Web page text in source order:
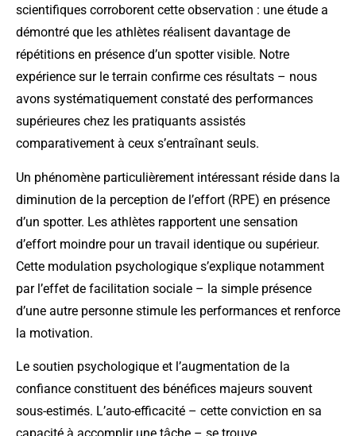
scientifiques corroborent cette observation : une étude a
démontré que les athlètes réalisent davantage de
répétitions en présence d’un spotter visible. Notre
expérience sur le terrain confirme ces résultats – nous
avons systématiquement constaté des performances
supérieures chez les pratiquants assistés
comparativement à ceux s’entraînant seuls.
Un phénomène particulièrement intéressant réside dans la
diminution de la perception de l’effort (RPE) en présence
d’un spotter. Les athlètes rapportent une sensation
d’effort moindre pour un travail identique ou supérieur.
Cette modulation psychologique s’explique notamment
par l’effet de facilitation sociale – la simple présence
d’une autre personne stimule les performances et renforce
la motivation.
Le soutien psychologique et l’augmentation de la
confiance constituent des bénéfices majeurs souvent
sous-estimés. L’auto-efficacité – cette conviction en sa